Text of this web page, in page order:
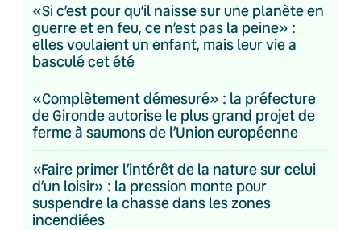
«Si c’est pour qu’il naisse sur une planète en
guerre et en feu, ce n’est pas la peine» :
elles voulaient un enfant, mais leur vie a
basculé cet été
«Complètement démesuré» : la préfecture
de Gironde autorise le plus grand projet de
ferme à saumons de l’Union européenne
«Faire primer l’intérêt de la nature sur celui
d’un loisir» : la pression monte pour
suspendre la chasse dans les zones
incendiées